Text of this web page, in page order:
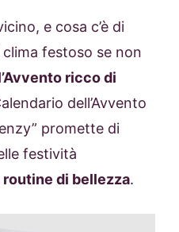
e cosa c’è di
festoso se non
ricco di
dell’Avvento
promette di
festività
di bellezza.